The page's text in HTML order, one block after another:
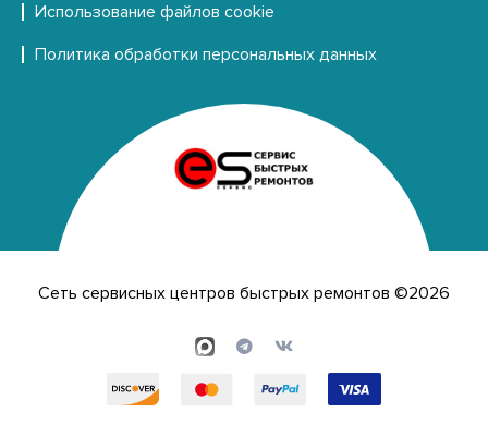
Использование файлов cookie
Политика обработки персональных данных
Сеть сервисных центров быстрых ремонтов ©2026